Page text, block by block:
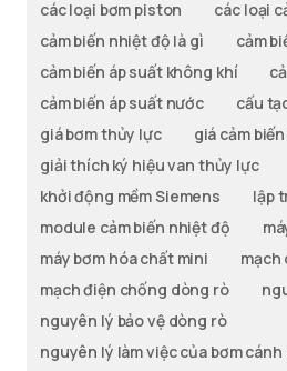
các loại bơm piston
các loại
cảm biến nhiệt độ là gì
cảm
cảm biến áp suất không khí
cảm biến áp suất nước
cấu
giá bơm thủy lực
giá cảm
giải thích ký hiệu van thủy lực
khởi động mềm Siemens
lập
module cảm biến nhiệt độ
máy bơm hóa chất mini
mạch
mạch điện chống dòng rò
nguyên lý bảo vệ dòng rò
nguyên lý làm việc của bơm cánh